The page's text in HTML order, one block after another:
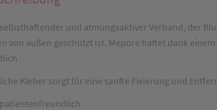
und atmungsaktiver Verband, der
von außen geschützt ist. Mepore haftet dank
Kleber sorgt für eine sanfte Fixierung und